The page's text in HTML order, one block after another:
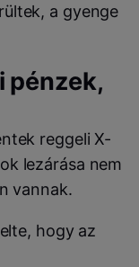
a gyenge
pénzek,
reggeli X-
lezárása nem
vannak.
hogy az